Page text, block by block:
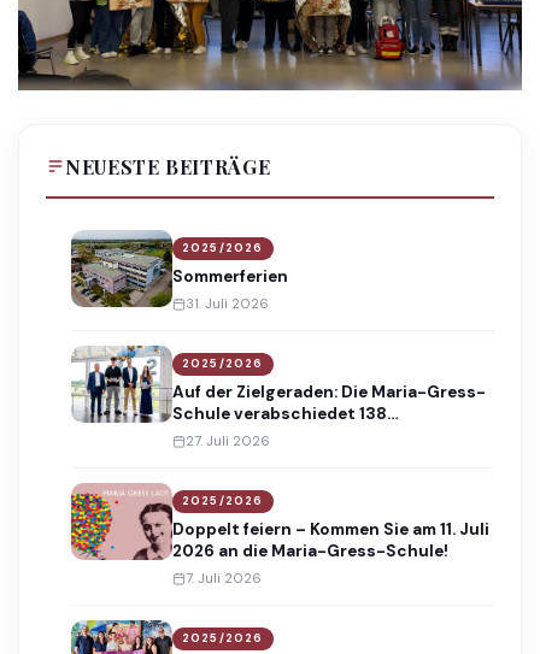
NEUESTE BEITRÄGE
2025/2026
Sommerferien
31. Juli 2026
2025/2026
Auf der Zielgeraden: Die Maria-Gress-
Schule verabschiedet 138
Absolventinnen und Absolventen
27. Juli 2026
2025/2026
Doppelt feiern – Kommen Sie am 11. Juli
2026 an die Maria-Gress-Schule!
7. Juli 2026
2025/2026